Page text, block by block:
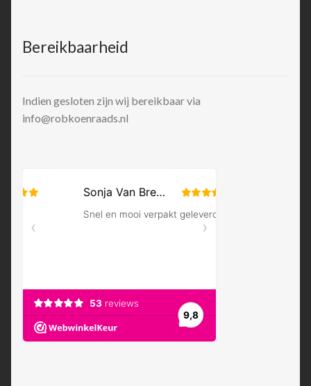
Bereikbaarheid
Indien gesloten zijn wij bereikbaar via
info@robkoenraads.nl